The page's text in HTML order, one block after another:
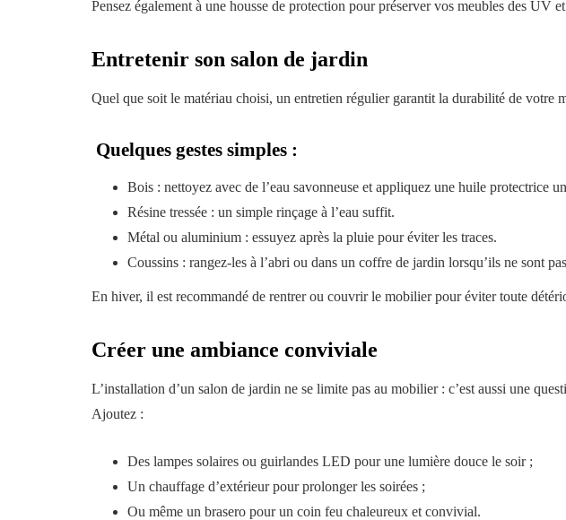
Pensez également à une housse de protection pour préserver vos meubles des UV
Entretenir son salon de jardin
Quel que soit le matériau choisi, un entretien régulier garantit la durabilité de votre
Quelques gestes simples :
Bois : nettoyez avec de l’eau savonneuse et appliquez une huile protectrice
Résine tressée : un simple rinçage à l’eau suffit.
Métal ou aluminium : essuyez après la pluie pour éviter les traces.
Coussins : rangez-les à l’abri ou dans un coffre de jardin lorsqu’ils ne sont
En hiver, il est recommandé de rentrer ou couvrir le mobilier pour éviter toute
Créer une ambiance conviviale
L’installation d’un salon de jardin ne se limite pas au mobilier : c’est aussi une
Ajoutez :
Des lampes solaires ou guirlandes LED pour une lumière douce le soir ;
Un chauffage d’extérieur pour prolonger les soirées ;
Ou même un brasero pour un coin feu chaleureux et convivial.